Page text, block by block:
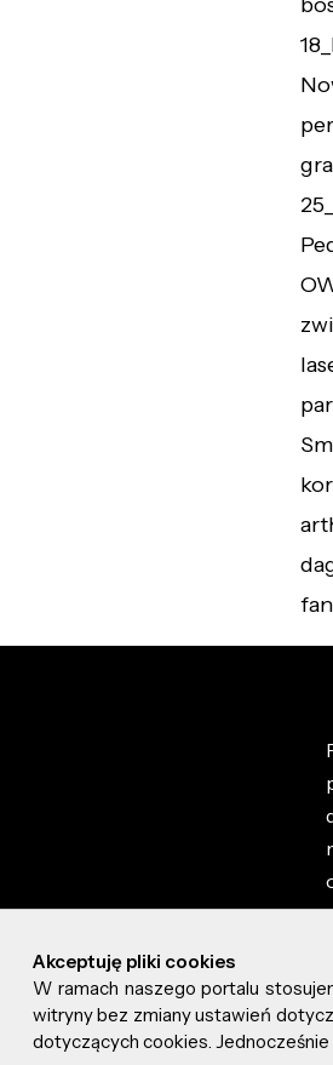
Akceptuję pliki cookies
W ramach naszego portalu
witryny bez zmiany ustawień
dotyczących cookies. Jednocześnie